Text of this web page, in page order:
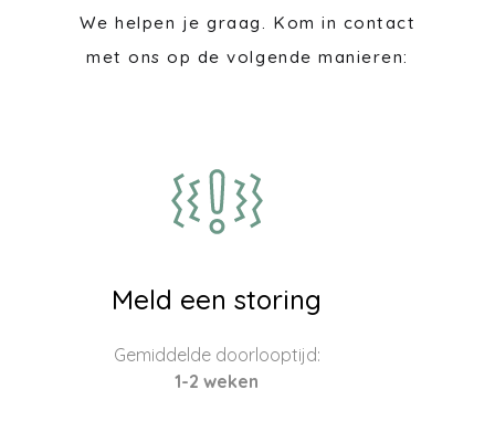
We helpen je graag. Kom in contact
met ons op de volgende manieren:
Meld een storing
Gemiddelde doorlooptijd:
1-2 weken